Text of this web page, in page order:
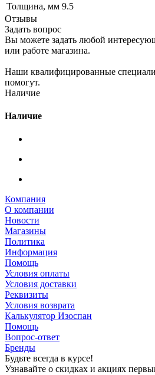
Толщина, мм 9.5
Отзывы
Задать вопрос
Вы можете задать любой
или работе магазина.
Наши квалифицированные
помогут.
Наличие
Наличие
Компания
О компании
Новости
Магазины
Политика
Информация
Помощь
Условия оплаты
Условия доставки
Реквизиты
Условия возврата
Калькулятор Изоспан
Помощь
Вопрос-ответ
Бренды
Будьте всегда в курсе!
Узнавайте о скидках и акциях